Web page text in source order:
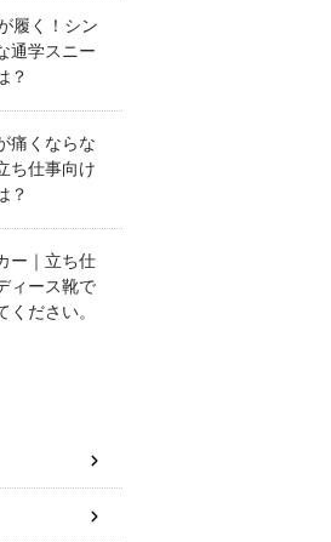
履く！シン
通学スニー
？
痛くならな
ち仕事向け
？
ー｜立ち仕
ィース靴で
ください。